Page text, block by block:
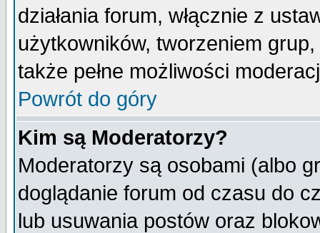
działania forum, włącznie z
użytkowników, tworzeniem
także pełne możliwości
Powrót do góry
Kim są Moderatorzy?
Moderatorzy są osobami (albo
doglądanie forum od czasu do
lub usuwania postów oraz